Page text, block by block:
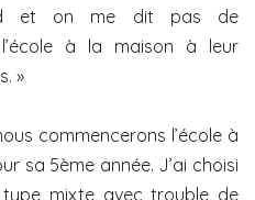
et on me dit pas de
à la maison à leur
»
commencerons l’école à
sa 5ème année. J’ai choisi
mixte avec trouble de